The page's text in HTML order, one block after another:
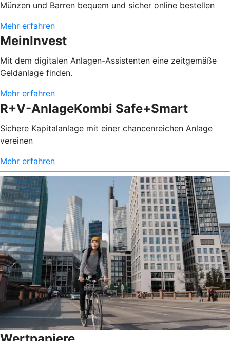
Münzen und Barren bequem und sicher online bestellen
Mehr erfahren
MeinInvest
Mit dem digitalen Anlagen-Assistenten eine zeitgemäße
Geldanlage finden.
Mehr erfahren
R+V-AnlageKombi Safe+Smart
Sichere Kapitalanlage mit einer chancenreichen Anlage
vereinen
Mehr erfahren